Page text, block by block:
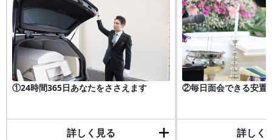
①24時間365日あなたをささえます
詳しく見る
②毎日面会できる安置
詳しく